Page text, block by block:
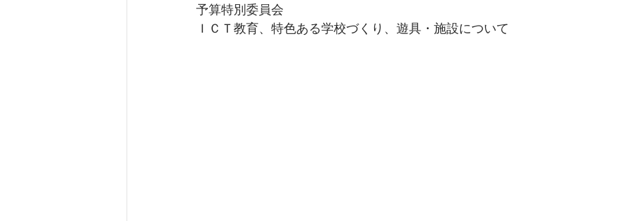
予算特別委員会
ＩＣＴ教育、特色ある学校づくり、遊具・施設について